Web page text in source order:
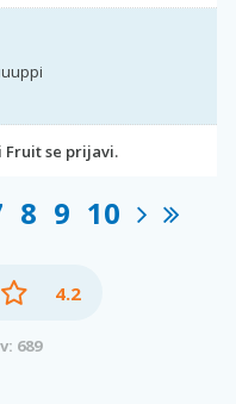
se prijavi.
8 9 10
4.2
689